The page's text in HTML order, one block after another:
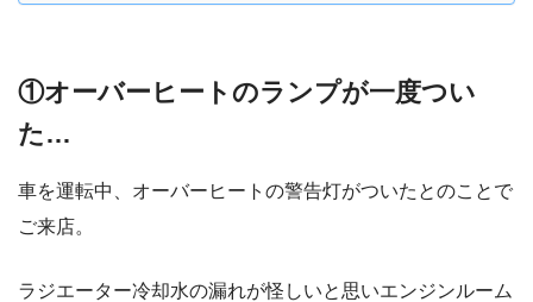
①オーバーヒートのランプが一度つい
た…
車を運転中、オーバーヒートの警告灯がついたとのことで
ご来店。
ラジエーター冷却水の漏れが怪しいと思いエンジンルーム